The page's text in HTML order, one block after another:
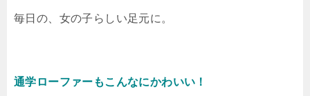
毎日の、女の子らしい足元に。
通学ローファーもこんなにかわいい！